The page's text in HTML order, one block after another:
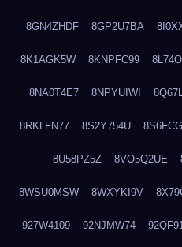
8GN4ZHDF 8GP2U7BA
8K1AGK5W 8KNPFC99
8NA0T4E7 8NPYUIWI
8RKLFN77 8S2Y754U
8U58PZ5Z 8VO5Q2UE
8WSU0MSW 8WXYKI9V
927W4109 92NJMW74